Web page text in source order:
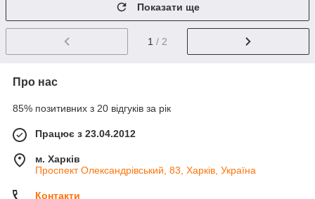
Показати ще
1 / 2
Про нас
85% позитивних з 20 відгуків за рік
Працює з 23.04.2012
м. Харків
Проспект Олександрівський, 83, Харків, Україна
Контакти